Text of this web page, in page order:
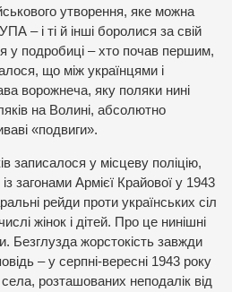
утворення, яке можна
– і ті й інші боролися за свій
у подробиці – хто почав першим,
що між українцями і
ворожнеча, яку поляки нині
на Волині, абсолютно
«подвиги».
записалося у місцеву поліцію,
загонами Армієї Крайової у 1943
рейди проти українських сіл
жінок і дітей. Про це нинішні
Безглузда жорстокість завжди
– у серпні-вересні 1943 року
розташованих неподалік від